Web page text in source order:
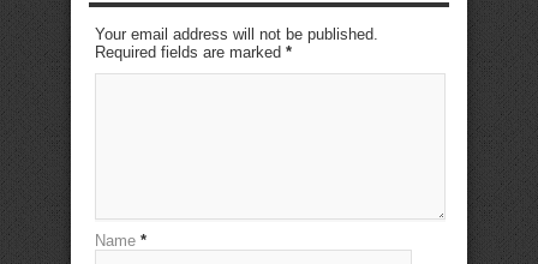
Your email address will not be published.
Required fields are marked *
Name *